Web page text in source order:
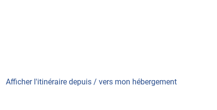
Afficher l'itinéraire depuis / vers mon hébergement